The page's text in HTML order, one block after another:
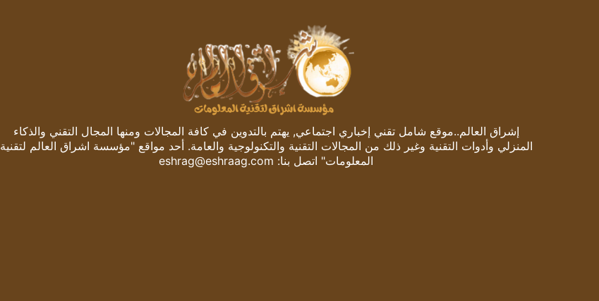
إشراق العالم..موقع شامل تقني إخباري اجتماعي, يهتم بالتدوين في كافة المجالات ومنها المجال التقني والذكاء
المنزلي وأدوات التقنية وغير ذلك من المجالات التقنية والتكنولوجية والعامة. أحد مواقع "مؤسسة اشراق العالم لتقنية
المعلومات" اتصل بنا: eshrag@eshraag.com